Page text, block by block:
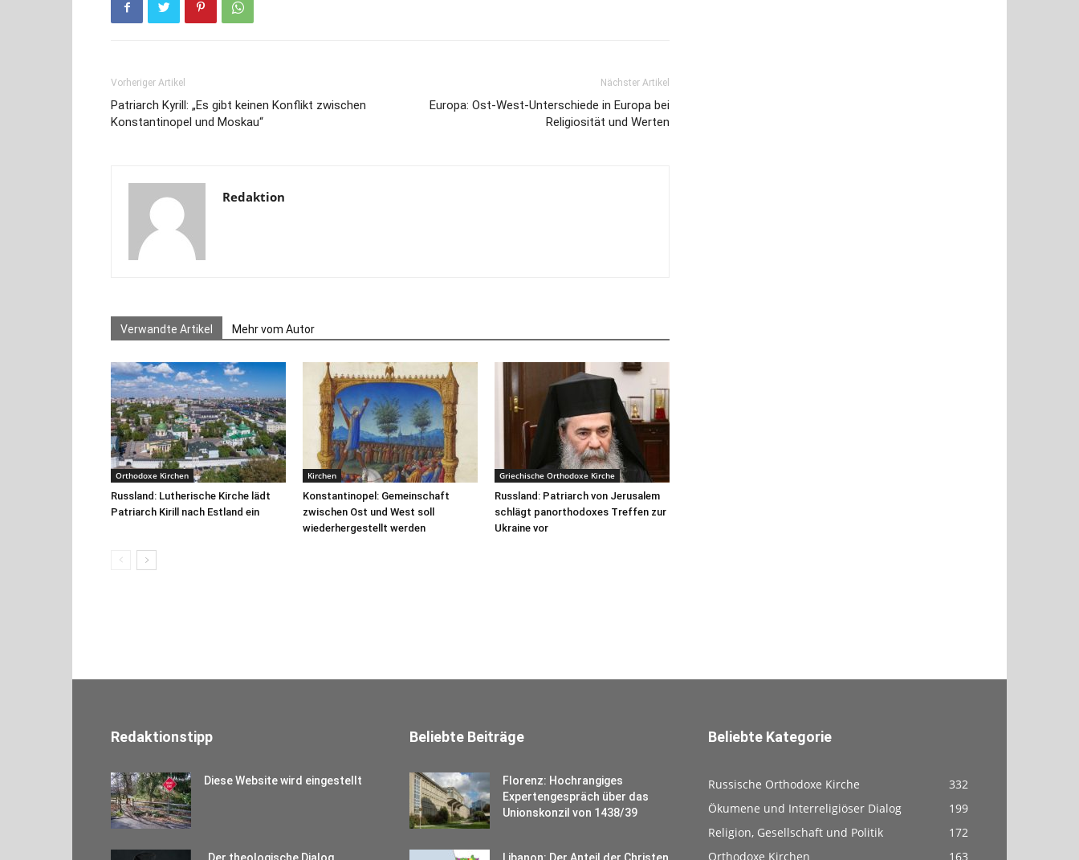
Vorheriger Artikel
Patriarch Kyrill: „Es gibt keinen Konflikt zwischen
Konstantinopel und Moskau“
Nächster Artikel
Europa: Ost-West-Unterschiede in Europa bei
Religiosität und Werten
Redaktion
Verwandte Artikel Mehr vom Autor
Orthodoxe Kirchen
Russland: Lutherische Kirche lädt
Patriarch Kirill nach Estland ein
Kirchen
Konstantinopel: Gemeinschaft
zwischen Ost und West soll
wiederhergestellt werden
Griechische Orthodoxe Kirche
Russland: Patriarch von Jerusalem
schlägt panorthodoxes Treffen zur
Ukraine vor
Redaktionstipp
Diese Website wird eingestellt
Beliebte Beiträge
Florenz: Hochrangiges
Expertengespräch über das
Unionskonzil von 1438/39
Beliebte Kategorie
Russische Orthodoxe Kirche
332
Ökumene und Interreligiöser Dialog
199
Religion, Gesellschaft und Politik
172
Orthodoxe Kirchen
163